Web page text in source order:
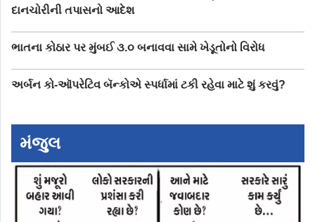
દાનચોરીની તપાસનો આદેશ
ભાતના કોઠાર પર મુંબઈ ૩.૦ બનાવવા સામે ખેડૂતોનો વિરોધ
અર્બન કો-ઑપરેટિવ બૅન્કોએ સ્પર્ધામાં ટકી રહેવા માટે શું કરવું?
મંજુલ